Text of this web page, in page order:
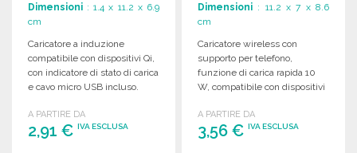
Dimensioni : 1.4 x 11.2 x 6.9
cm
Caricatore a induzione
compatibile con dispositivi Qi,
con indicatore di stato di carica
e cavo micro USB incluso.
A PARTIRE DA
2,91 € IVA ESCLUSA
Dimensioni : 11.2 x 7 x 8.6
cm
Caricatore wireless con
supporto per telefono,
funzione di carica rapida 10
W, compatibile con dispositivi
A PARTIRE DA
3,56 €IVA ESCLUSA